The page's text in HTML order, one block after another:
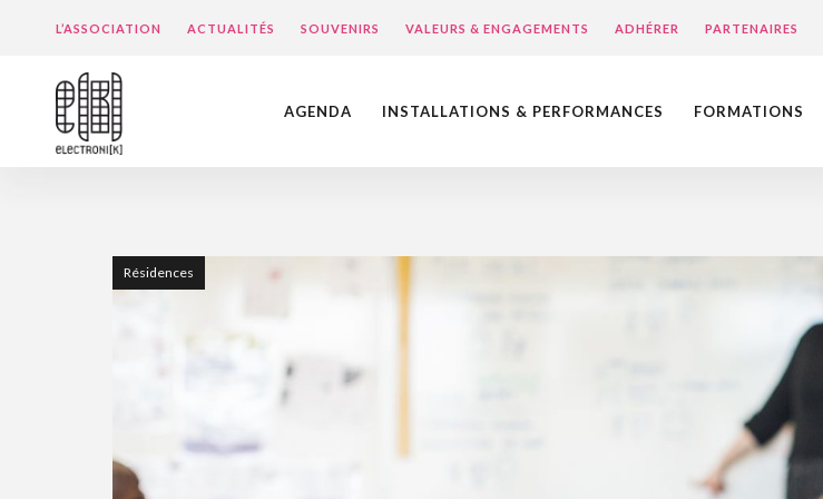
L’ASSOCIATION ACTUALITÉS SOUVENIRS VALEURS & ENGAGEMENTS ADHÉRER PARTENAIRES
AGENDA INSTALLATIONS & PERFORMANCES FORMATIONS
Résidences